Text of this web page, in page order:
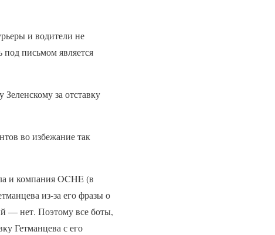
и водители не
письмом является
за отставку
во избежание так
и компания OCHE (в
из-за его фразы о
— нет. Поэтому все боты,
Гетманцева с его